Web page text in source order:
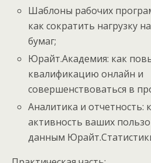
Шаблоны рабочих
как сократить нагрузку
бумаг;
Юрайт.Академия: как
квалификацию онлайн и
совершенствоваться в
Аналитика и отчетность:
активность ваших
данным